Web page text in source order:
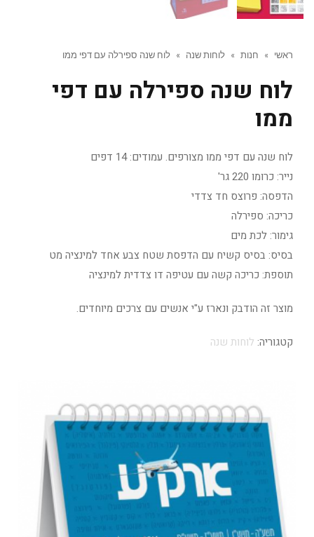
ראשי » חנות » לוחות שנה » לוח שנה ספירלה עם דפי ממו
לוח שנה ספירלה עם דפי
ממו
לוח שנה עם דפי ממו מצורפים. עמודים: 14 דפים
נייר: כרומו 220 גר'
הדפסה: פרוצס חד צדדי
כריכה: ספירלה
גימור: לכת מים
בסיס: בסיס קשיח עם הדפסת שטח צבע אחד למינציה מט
תוספת: כריכה קשה עם עטיפה דו צדדית למינציה
מוצר זה הודבק ונארז ע"י אנשים עם צרכים מיוחדים.
קטגוריה: לוחות שנה